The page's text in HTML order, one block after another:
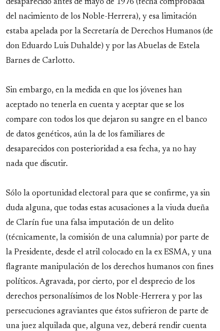
desaparecido antes de mayo de 1976 (fecha comprobada
del nacimiento de los Noble-Herrera), y esa limitación
estaba apelada por la Secretaría de Derechos Humanos (de
don Eduardo Luis Duhalde) y por las Abuelas de Estela
Barnes de Carlotto.
Sin embargo, en la medida en que los jóvenes han
aceptado no tenerla en cuenta y aceptar que se los
compare con todos los que dejaron su sangre en el banco
de datos genéticos, aún la de los familiares de
desaparecidos con posterioridad a esa fecha, ya no hay
nada que discutir.
Sólo la oportunidad electoral para que se confirme, ya sin
duda alguna, que todas estas acusaciones a la viuda dueña
de Clarín fue una falsa imputación de un delito
(técnicamente, la comisión de una calumnia) por parte de
la Presidente, desde el atril colocado en la ex ESMA, y una
flagrante manipulación de los derechos humanos con fines
políticos. Agravada, por cierto, por el desprecio de los
derechos personalísimos de los Noble-Herrera y por las
persecuciones agraviantes que éstos sufrieron de parte de
una juez alquilada que, alguna vez, deberá rendir cuenta